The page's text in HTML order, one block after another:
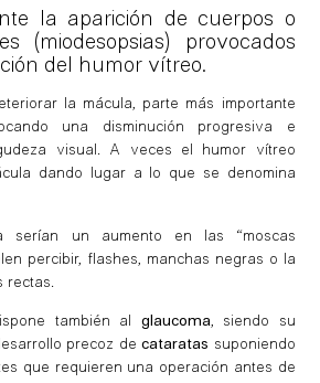
la aparición de cuerpos o
(miodesopsias) provocados
del humor vítreo.
la mácula, parte más importante
una disminución progresiva e
visual. A veces el humor vítreo
dando lugar a lo que se denomina
serían un aumento en las “moscas
percibir, flashes, manchas negras o la
rectas.
también al glaucoma, siendo su
precoz decataratas suponiendo
que requieren una operación antes de